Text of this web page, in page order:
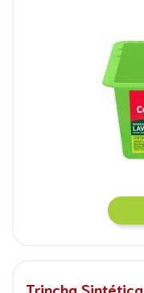
Trincha Sintética